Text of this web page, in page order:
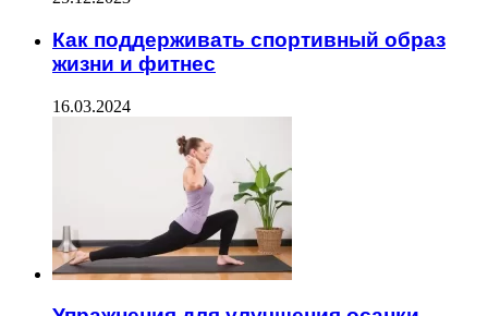
Как поддерживать спортивный образ
жизни и фитнес
16.03.2024